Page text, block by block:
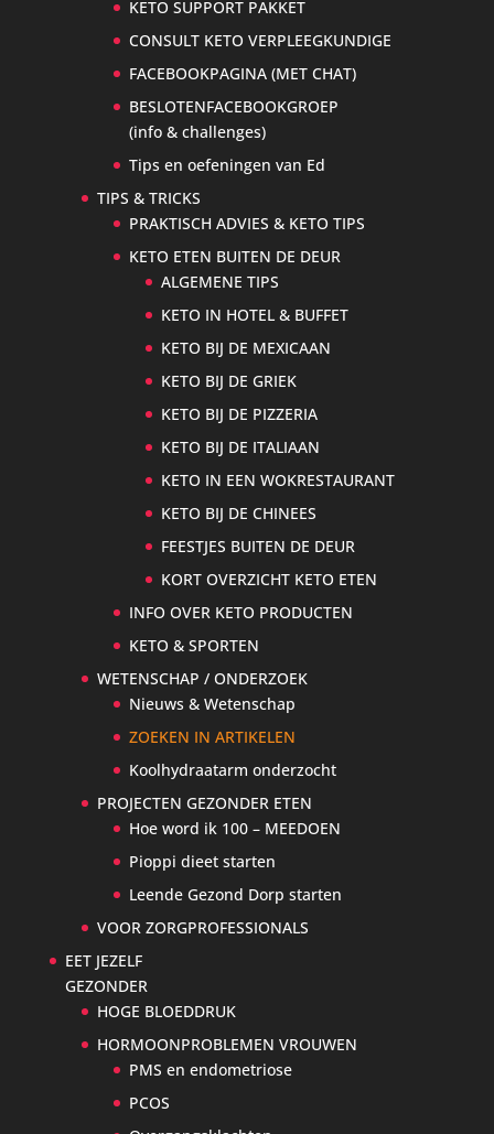
KETO SUPPORT PAKKET
CONSULT KETO VERPLEEGKUNDIGE
FACEBOOKPAGINA (MET CHAT)
BESLOTENFACEBOOKGROEP
(info & challenges)
Tips en oefeningen van Ed
TIPS & TRICKS
PRAKTISCH ADVIES & KETO TIPS
KETO ETEN BUITEN DE DEUR
ALGEMENE TIPS
KETO IN HOTEL & BUFFET
KETO BIJ DE MEXICAAN
KETO BIJ DE GRIEK
KETO BIJ DE PIZZERIA
KETO BIJ DE ITALIAAN
KETO IN EEN WOKRESTAURANT
KETO BIJ DE CHINEES
FEESTJES BUITEN DE DEUR
KORT OVERZICHT KETO ETEN
INFO OVER KETO PRODUCTEN
KETO & SPORTEN
WETENSCHAP / ONDERZOEK
Nieuws & Wetenschap
ZOEKEN IN ARTIKELEN
Koolhydraatarm onderzocht
PROJECTEN GEZONDER ETEN
Hoe word ik 100 – MEEDOEN
Pioppi dieet starten
Leende Gezond Dorp starten
VOOR ZORGPROFESSIONALS
EET JEZELF
GEZONDER
HOGE BLOEDDRUK
HORMOONPROBLEMEN VROUWEN
PMS en endometriose
PCOS